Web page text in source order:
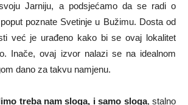
Jarniju, a podsjećamo da se radi o
poznate Svetinje u Bužimu. Dosta od
već je urađeno kako bi se ovaj lokalitet
Inače, ovaj izvor nalazi se na idealnom
dano za takvu namjenu.
treba nam sloga, i samo sloga, stalno